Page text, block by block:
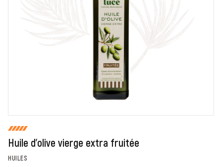
En cochant cette case, je donne mon accord pour que
markal utilise les données saisies dans ce formulaire
pour traiter et afficher le nom saisi, la note et le
commentaire de manière publique sur cette page. Pour
plus d'informations sur le traitement de ces données,
consulter la page des mentions légales. *
Huile d'olive vierge extra fruitée
HUILES